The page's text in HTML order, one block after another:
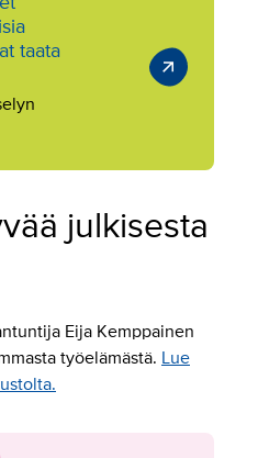
taata
julkisesta
Eija Kemppainen
työelämästä. Lue